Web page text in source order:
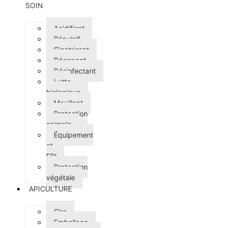
SOIN
Acidifiant
Répulsif
Cicatrisant
Décapant
Désinfectant
Lutte
biologique
Mouillant
Protection
animale
Équipement
et
EPI
Protection
végétale
APICULTURE
Cire
Emballage